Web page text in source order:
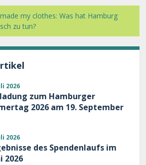
my clothes: Was hat Hamburg
zu tun?
2026
zum Hamburger
2026 am 19. September
2026
des Spendenlaufs im
2026